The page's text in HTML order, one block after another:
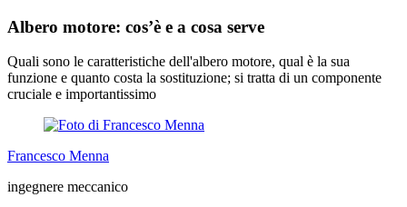
Albero motore: cos’è e a cosa serve
Quali sono le caratteristiche dell'albero motore, qual è la sua
funzione e quanto costa la sostituzione; si tratta di un componente
cruciale e importantissimo
Francesco Menna
ingegnere meccanico